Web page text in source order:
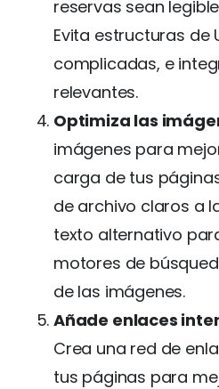
reservas sean
Evita estructuras de
complicadas, e
relevantes.
Optimiza las
imágenes para
carga de tus
de archivo claros a
texto alternativo
motores de
de las imágenes.
Añade enlaces
Crea una red de
tus páginas para